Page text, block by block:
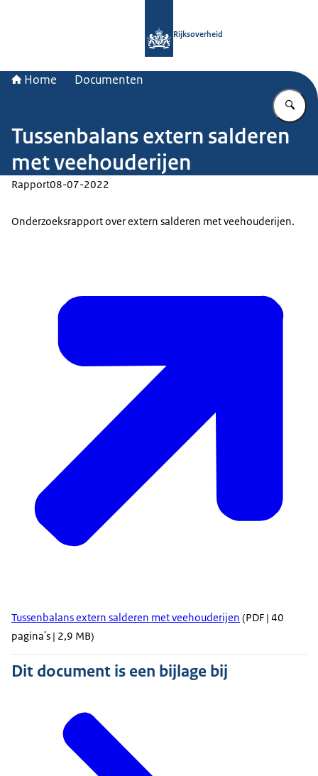
Rijksoverheid
Home Documenten
Tussenbalans extern salderen
met veehouderijen
Rapport08-07-2022
Onderzoeksrapport over extern salderen met veehouderijen.
Tussenbalans extern salderen met veehouderijen (PDF | 40
pagina's | 2,9 MB)
Dit document is een bijlage bij